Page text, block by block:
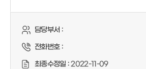
담당부서 :
전화번호 :
최종수정일 :2022-11-09